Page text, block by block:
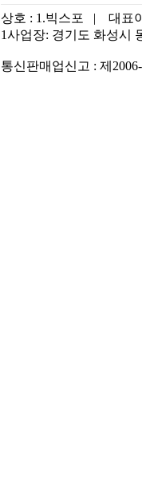
상호 : 1.빅스포 | 대표
1사업장: 경기도 화성시
통신판매업신고 : 제